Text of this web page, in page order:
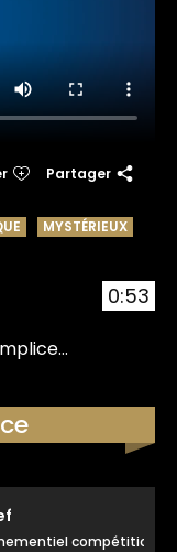
0:53
Partager
MYSTÉRIEUX
compétition